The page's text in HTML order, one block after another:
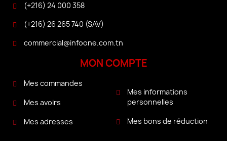
(+216) 24 000 358
(+216) 26 265 740 (SAV)
commercial@infoone.com.tn
MON COMPTE
Mes commandes
Mes avoirs
Mes adresses
Mes informations
personnelles
Mes bons de réduction